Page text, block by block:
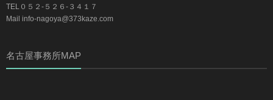
TEL０５２-５２６-３４１７
Mail info-nagoya@373kaze.com
名古屋事務所MAP